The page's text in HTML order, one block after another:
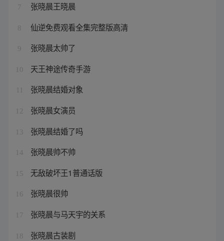
7 张晓晨王晓晨
8 仙逆免费观看全集完整版高清
9 张晓晨太帅了
10 天王神途传奇手游
张晓晨结婚对象
12 张晓晨女演员
13 张晓晨结婚了吗
14 张晓晨帅不帅
15 无敌破坏王1普通话版
16 张晓晨很帅
17 张晓晨与马天宇的关系
18 张晓晨古装剧